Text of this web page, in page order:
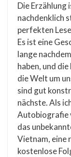
Die Erzählung
nachdenklich
perfekten
Es ist eine
lange
haben, und
die Welt um
sind gut
nächste. Als
Autobiografie
das
Vietnam, eine
kostenlose